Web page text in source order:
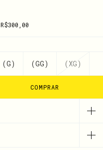
R$300,00
(G) (GG) (XG)